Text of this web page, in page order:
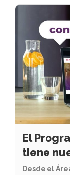
El
tiene
Desde el